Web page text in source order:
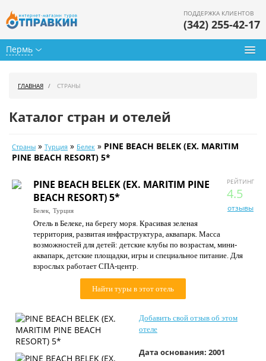
Пермь
ПОДДЕРЖКА КЛИЕНТОВ
(342) 255-42-17
Календарь туров
Цены дня
Страны
Как купить
О нас
ГЛАВНАЯ СТРАНЫ
Каталог стран и отелей
Страны » Турция » Белек » PINE BEACH BELEK (EX. MARITIM
PINE BEACH RESORT) 5*
РЕЙТИНГ
4.5
отзывы
PINE BEACH BELEK (EX. MARITIM PINE
BEACH RESORT) 5*
Белек, Турция
Отель в Белеке, на берегу моря. Красивая зеленая
территория, развитая инфраструктура, аквапарк. Масса
возможностей для детей: детские клубы по возрастам, мини-
аквапарк, детские площадки, игры и специальное питание. Для
взрослых работает СПА-центр.
Найти туры в этот отель
Добавить свой отзыв об этом
отеле
Дата основания: 2001